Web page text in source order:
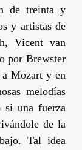
de treinta y
y artistas de
,Vicent van
porBrewster
aMozart y en
melodías
si una fuerza
de la
Tal idea